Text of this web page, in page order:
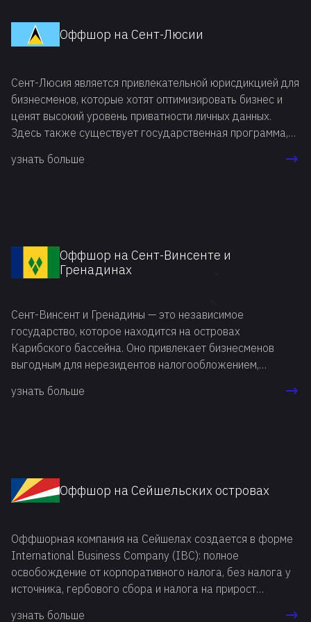
Оффшор на Сент-Люсии
Сент-Люсия является привлекательной юрисдикцией для
бизнесменов, которые хотят оптимизировать бизнес и
ценят высокий уровень приватности личных данных.
Здесь также существует государственная программа,
экономический фонд можно получить гражданство
FATF, при этом сохранив плюсы для деятельности IBC.
узнать больше
Оффшор на Сент-Винсенте и
Гренадинах
Сент-Винсент и Гренадины — это независимое
государство, которое находится на островах
Карибского бассейна. Оно привлекает бизнесменов
выгодным для нерезидентов налогообложением,
дополнительными особенностями, связанными с
узнать больше
Оффшор на Сейшельских островах
Оффшорная компания на Сейшелах создается в форме
International Business Company (IBC): полное
освобождение от корпоративного налога, без налога у
источника, гербового сбора и налога на прирост
узнать больше